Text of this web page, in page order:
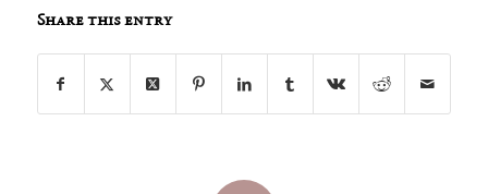
Share this entry